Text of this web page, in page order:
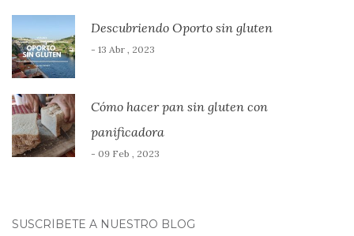
Descubriendo Oporto sin gluten
- 13 Abr , 2023
Cómo hacer pan sin gluten con
panificadora
- 09 Feb , 2023
SUSCRÍBETE A NUESTRO BLOG